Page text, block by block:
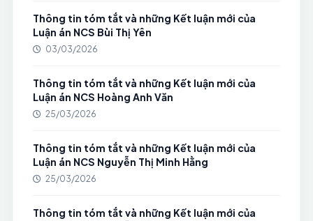
Thông tin tóm tắt và những Kết luận mới của
Luận án NCS Bùi Thị Yên
03/03/2026
Thông tin tóm tắt và những Kết luận mới của
Luận án NCS Hoàng Anh Văn
25/03/2026
Thông tin tóm tắt và những Kết luận mới của
Luận án NCS Nguyễn Thị Minh Hằng
25/03/2026
Thông tin tóm tắt và những Kết luận mới của